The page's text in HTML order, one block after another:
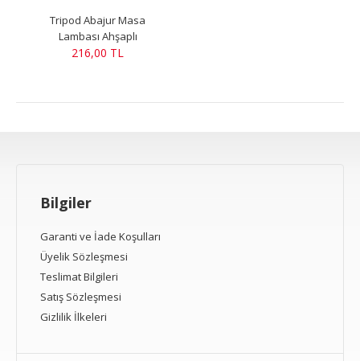
Tripod Abajur Masa
Lambası Ahşaplı
216,00 TL
Bilgiler
Garanti ve İade Koşulları
Üyelik Sözleşmesi
Teslimat Bilgileri
Satış Sözleşmesi
Gizlilik İlkeleri